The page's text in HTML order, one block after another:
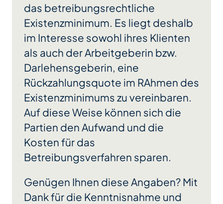
das betreibungsrechtliche
Existenzminimum. Es liegt deshalb
im Interesse sowohl ihres Klienten
als auch der Arbeitgeberin bzw.
Darlehensgeberin, eine
Rückzahlungsquote im RAhmen des
Existenzminimums zu vereinbaren.
Auf diese Weise können sich die
Partien den Aufwand und die
Kosten für das
Betreibungsverfahren sparen.
Genügen Ihnen diese Angaben? Mit
Dank für die Kenntnisnahme und